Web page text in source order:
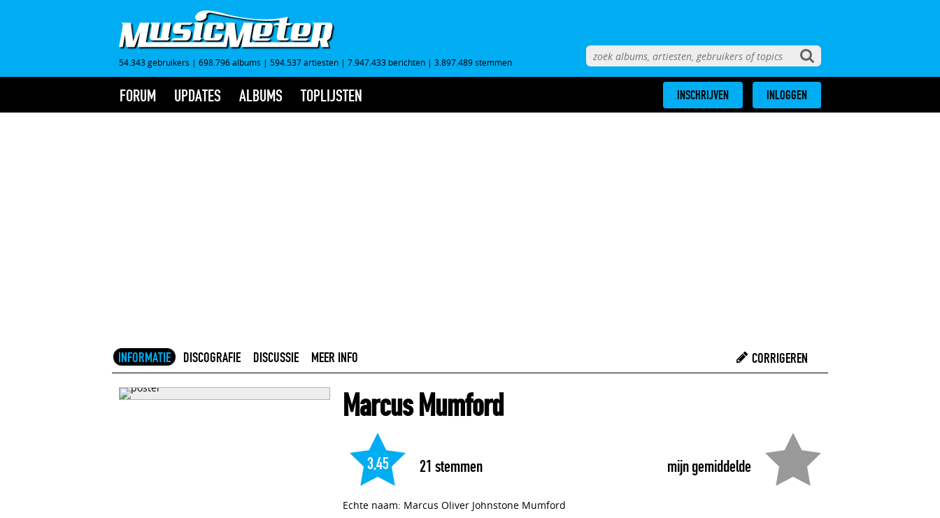
54.343 gebruikers | 698.796 albums | 594.537 artiesten | 7.947.433 berichten | 3.897.489 stemmen
FORUM UPDATES ALBUMS TOPLIJSTEN INSCHRIJVEN INLOGGEN
INFORMATIE DISCOGRAFIE DISCUSSIE MEER INFO CORRIGEREN
Marcus Mumford
mijn gemiddelde
3,45 21 stemmen
Echte naam: Marcus Oliver Johnstone Mumford